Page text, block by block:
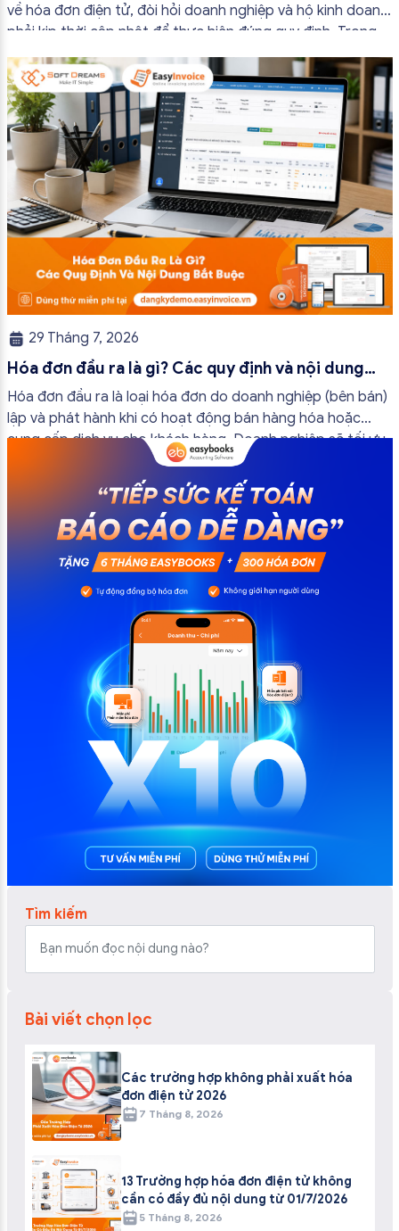
về hóa đơn điện tử, đòi hỏi doanh nghiệp và hộ kinh doanh
phải kịp thời cập nhật để thực hiện đúng quy định. Trong
bài viết này, hóa đơn điện tử EasyInvoice sẽ chia sẻ 13
trường hợp hóa đơn điện tử không cần […]
29 Tháng 7, 2026
Hóa đơn đầu ra là gì? Các quy định và nội dung
bắt buộc mới nhất
Hóa đơn đầu ra là loại hóa đơn do doanh nghiệp (bên bán)
lập và phát hành khi có hoạt động bán hàng hóa hoặc
cung cấp dịch vụ cho khách hàng. Doanh nghiệp sẽ tối ưu
quy trình vận hành và tránh được những án phạt hành
chính không đáng có nếu nắm rõ […]
Tìm kiếm
Bài viết chọn lọc
Các trường hợp không phải xuất hóa
đơn điện tử 2026
7 Tháng 8, 2026
13 Trường hợp hóa đơn điện tử không
cần có đầy đủ nội dung từ 01/7/2026
5 Tháng 8, 2026